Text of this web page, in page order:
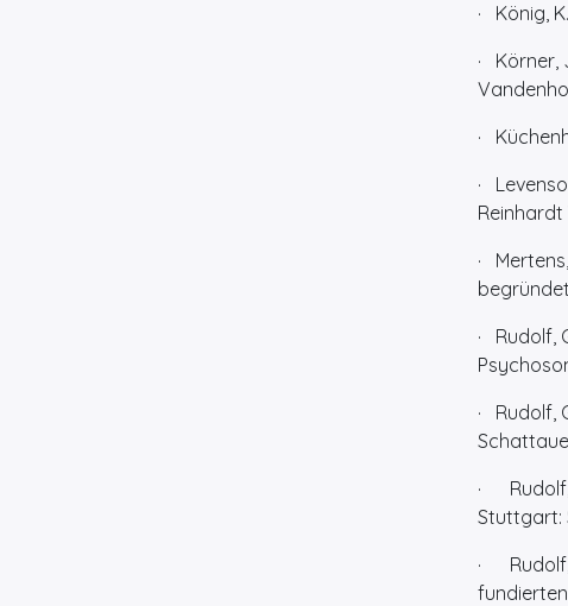
· König,
· Körner,
·
·
Reinhardt
·
· Rudolf,
· Rudolf,
· Rudolf,
Stuttgart:
· Rudolf,